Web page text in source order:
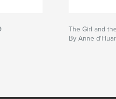
The Girl and
By Anne